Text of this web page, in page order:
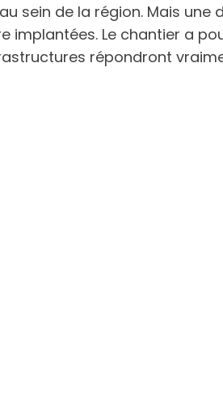
sein de la région. Mais une
implantées. Le chantier a
répondront